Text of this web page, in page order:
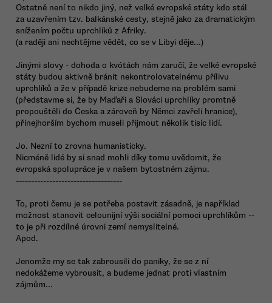
Ostatně není to nikdo jiný, než velké evropské státy kdo stál
za uzavřením tzv. balkánské cesty, stejně jako za dramatickým
snížením počtu uprchlíků z Afriky.
(a raději ani nechtějme vědět, co se v Libyi děje...)
Jinými slovy - dohoda o kvótách nám zaručí, že velké evropské
státy budou aktivně bránit nekontrolovatelnému přílivu
uprchlíků a že v případě krize nebudeme na problém sami
(představme si, že by Maďaři a Slováci uprchlíky promtně
propouštěli do Česka a zároveň by Němci zavřeli hranice),
přinejhorším bychom museli přijmout několik tisíc lidí.
Jo. Nezní to zrovna humanisticky.
Nicméně lidé by si snad mohli díky tomu uvědomit, že
evropská spolupráce je v našem bytostném zájmu.
-----------------------------------
To, proti čemu je se potřeba postavit zásadně, je například
možnost stanovit celounijní výši sociální pomoci uprchlíkům --
to je při rozdílné úrovni zemí nemyslitelné.
Apod.
Jenomže my se tak zabrousili do paniky, že se z ní
nedokážeme vybrousit, a budeme jednat proti vlastním
zájmům...